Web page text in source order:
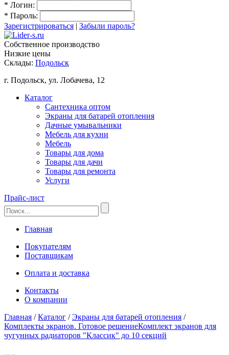
* Логин:
* Пароль:
Зарегистрироваться | Забыли пароль?
Собственное производство
Низкие цены
Склады: Подольск
г. Подольск, ул. Лобачева, 12
Каталог
Сантехника оптом
Экраны для батарей отопления
Дачные умывальники
Мебель для кухни
Мебель
Товары для дома
Товары для дачи
Товары для ремонта
Услуги
Прайс-лист
Главная
Покупателям
Поставщикам
Оплата и доставка
Контакты
О компании
Главная /Каталог /Экраны для батарей отопления /
Комплекты экранов. Готовое решениеКомплект экранов для
чугунных радиаторов "Классик" до 10 секций